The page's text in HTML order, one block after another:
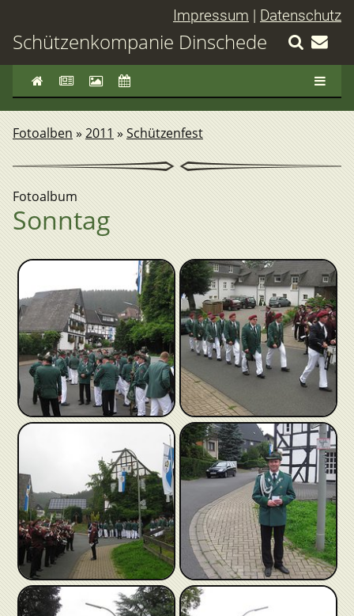
Impressum | Datenschutz
Schützenkompanie Dinschede
Fotoalben » 2011 »Schützenfest
Fotoalbum
Sonntag